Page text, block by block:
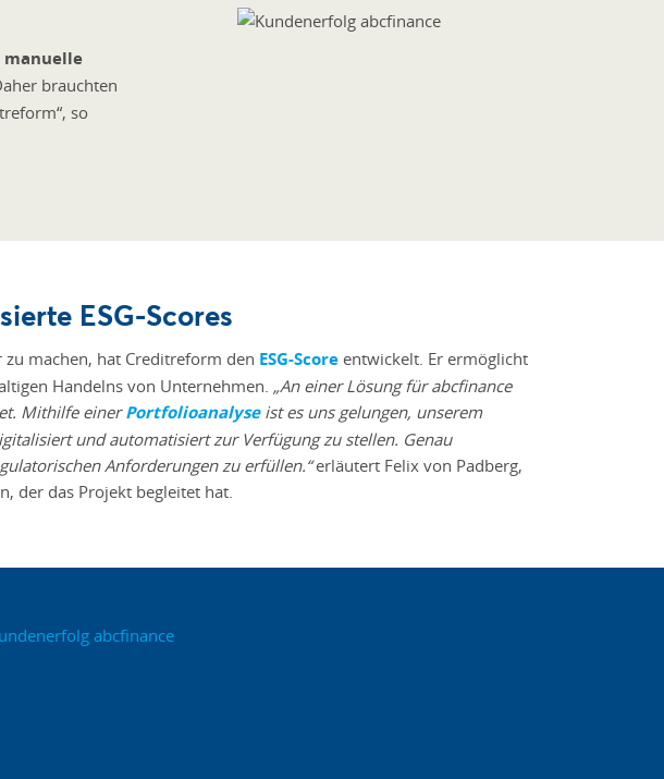
manuelle
brauchten
so
ESG-Scores
machen, hat Creditreform den ESG-Score entwickelt. Er ermöglicht
Handelns von Unternehmen. „An einer Lösung für abcfinance
Mithilfe einerPortfolioanalyseist es uns gelungen, unserem
und automatisiert zur Verfügung zu stellen. Genau
Anforderungen zu erfüllen.“erläutert Felix von Padberg,
der das Projekt begleitet hat.